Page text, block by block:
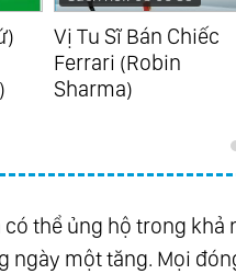
Phật Học Tinh Hoa
(Nguyễn Duy Cần)
có thể ủng hộ trong
ngày một tăng. Mọi